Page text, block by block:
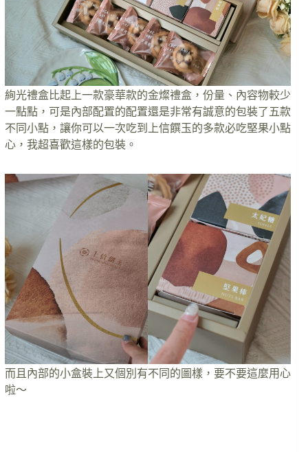
絢光禮盒比起上一款豪華款的金燦禮盒，份量、內容物較少
一點點，可是內部配置的配置還是非常有誠意的包裝了五款
不同小點，讓你可以一次吃到上信饌玉的多款必吃堅果小點
心，我超喜歡這樣的包裝。
而且內部的小盒裝上又個別有不同的圖樣，要不要這麼用心
啦～